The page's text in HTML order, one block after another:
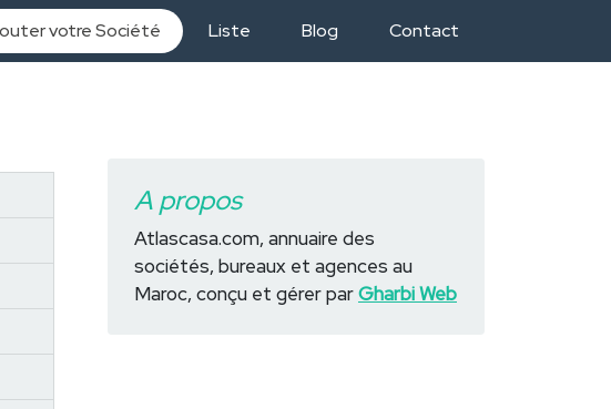
votre Société Liste Blog Contact
A propos
Atlascasa.com, annuaire des
sociétés, bureaux et agences au
Maroc, conçu et gérer parGharbi Web